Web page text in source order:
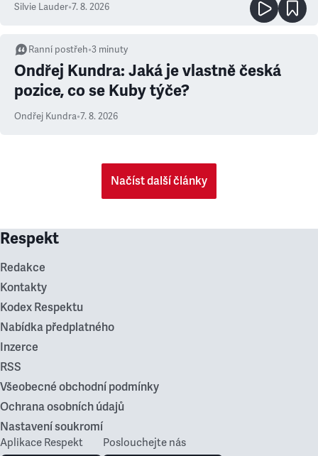
Silvie Lauder•7. 8. 2026
Ranní postřeh•3 minuty
Ondřej Kundra: Jaká je vlastně česká
pozice, co se Kuby týče?
Ondřej Kundra•7. 8. 2026
Načíst další články
Respekt
Redakce
Kontakty
Kodex Respektu
Nabídka předplatného
Inzerce
RSS
Všeobecné obchodní podmínky
Ochrana osobních údajů
Nastavení soukromí
Aplikace Respekt Poslouchejte nás